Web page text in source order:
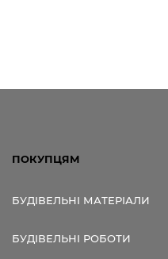
ПОКУПЦЯМ
БУДІВЕЛЬНІ МАТЕРІАЛИ
БУДІВЕЛЬНІ РОБОТИ